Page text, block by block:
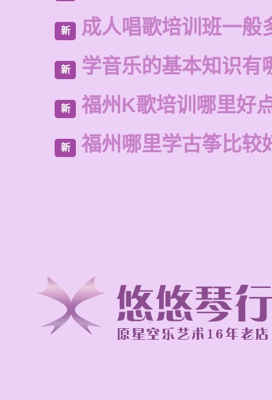
新 成人唱歌培训班一般
新 学音乐的基本知识有
新 福州K歌培训哪里好
新 福州哪里学古筝比较